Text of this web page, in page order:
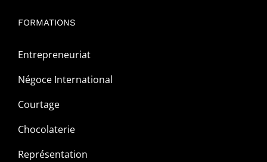
FORMATIONS
Entrepreneuriat
Négoce International
Courtage
Chocolaterie
Représentation